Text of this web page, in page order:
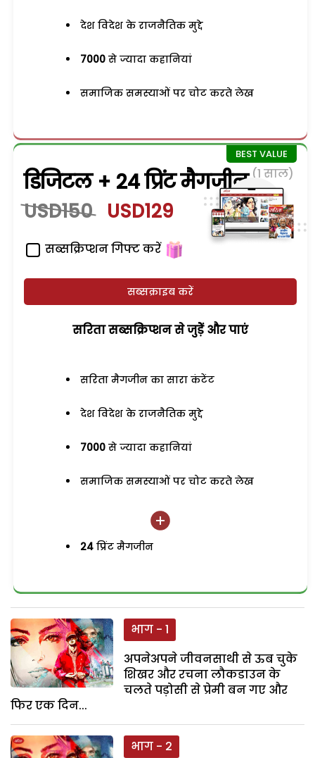
देश विदेश के राजनैतिक मुद्दे
7000 से ज्यादा कहानियां
समाजिक समस्याओं पर चोट करते लेख
डिजिटल + 24 प्रिंट मैगजीन (1 साल)
USD150 USD129
सब्सक्रिप्शन गिफ्ट करें
सब्सक्राइब करें
सरिता सब्सक्रिप्शन से जुड़ेें और पाएं
सरिता मैगजीन का सारा कंटेंट
देश विदेश के राजनैतिक मुद्दे
7000 से ज्यादा कहानियां
समाजिक समस्याओं पर चोट करते लेख
24 प्रिंट मैगजीन
भाग - 1
अपनेअपने जीवनसाथी से ऊब चुके
शिखर और रचना लौकडाउन के
चलते पड़ोसी से प्रेमी बन गए और
फिर एक दिन...
भाग - 2